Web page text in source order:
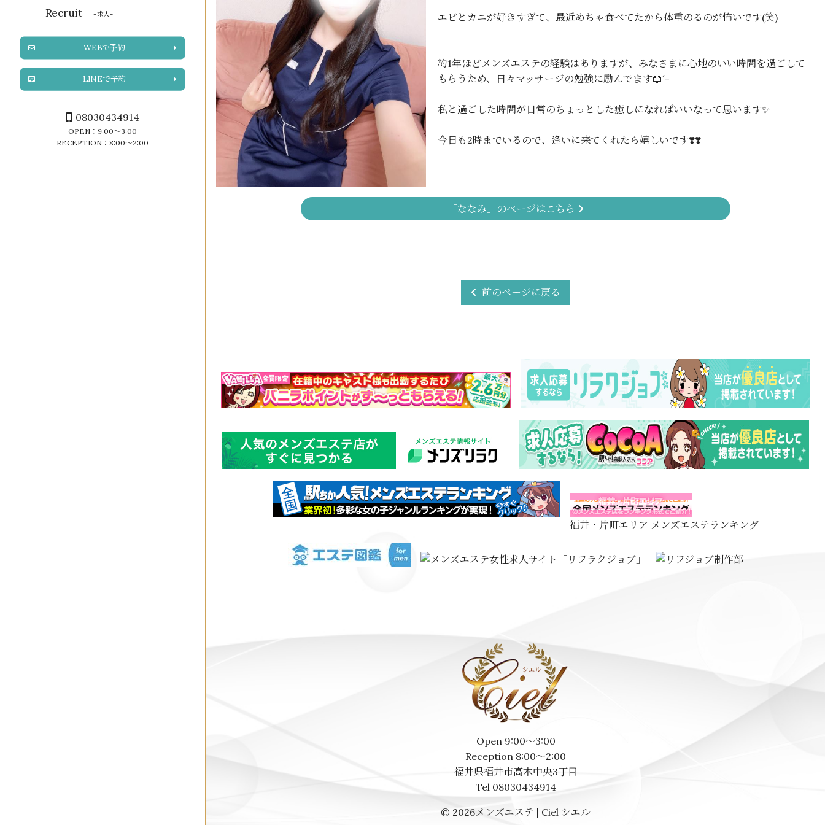
Recruit -求人-
WEBで予約
LINEで予約
08030434914
OPEN：9:00～3:00
RECEPTION：8:00～2:00
エビとカニが好きすぎて、最近めちゃ食べてたから体重のるのが怖いです(笑)
約1年ほどメンズエステの経験はありますが、みなさまに心地のいい時間を過ごして
もらうため、日々マッサージの勉強に励んでます📖´-
私と過ごした時間が日常のちょっとした癒しになればいいなって思います✨️
今日も2時までいるので、逢いに来てくれたら嬉しいです❣️❣️
「ななみ」のページはこちら
前のページに戻る
福井・片町エリア メンズエステランキング
Open 9:00～3:00
Reception 8:00～2:00
福井県福井市高木中央3丁目
Tel 08030434914
© 2026メンズエステ | Ciel シエル